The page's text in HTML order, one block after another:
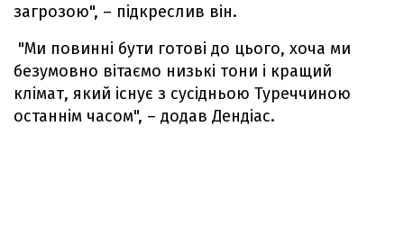
загрозою", – підкреслив він.
"Ми повинні бути готові до цього, хоча ми
безумовно вітаємо низькі тони і кращий
клімат, який існує з сусідньою Туреччиною
останнім часом", – додав Дендіас.